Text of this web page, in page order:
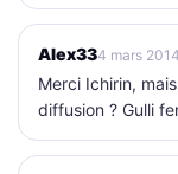
Alex334 mars
Merci Ichirin,
diffusion ? Gulli